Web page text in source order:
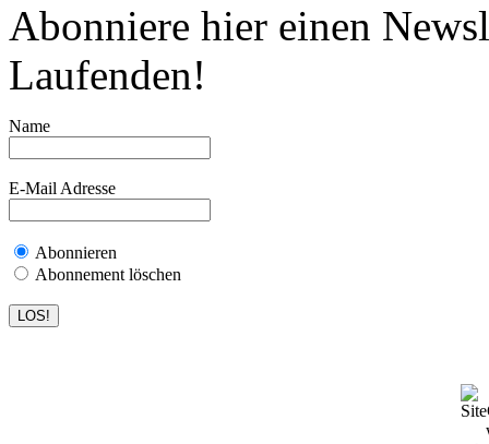
Abonniere hier einen
Laufenden!
Name
E-Mail Adresse
Abonnieren
Abonnement löschen